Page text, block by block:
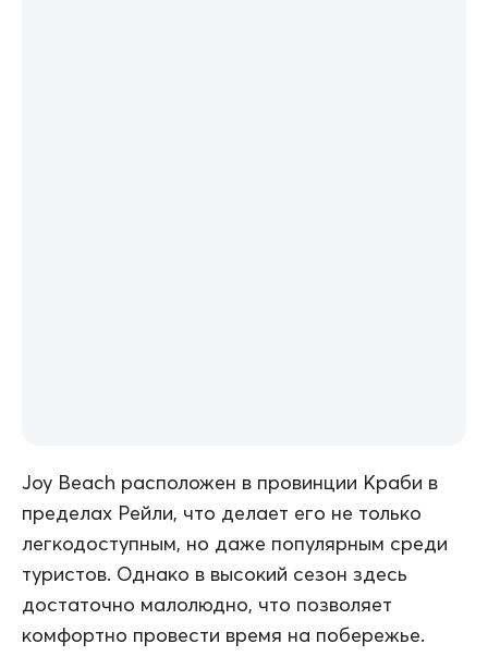
Joy Beach расположен в провинции Краби в
пределах Рейли, что делает его не только
легкодоступным, но даже популярным среди
туристов. Однако в высокий сезон здесь
достаточно малолюдно, что позволяет
комфортно провести время на побережье.